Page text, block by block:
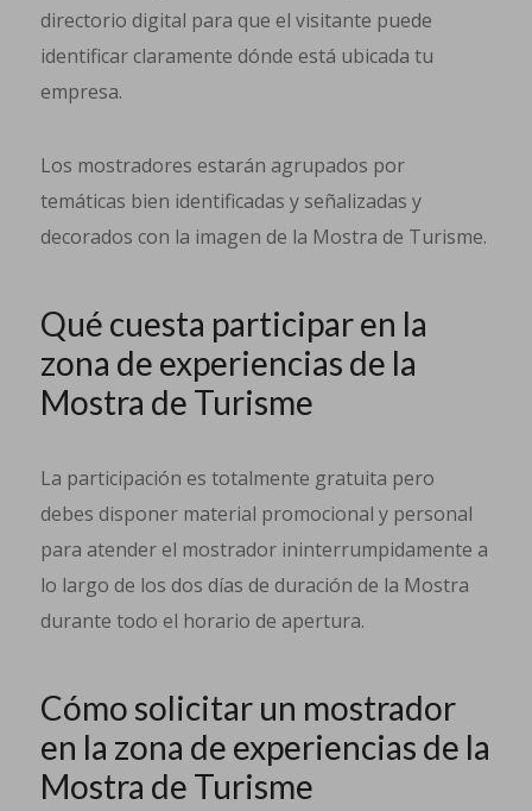
directorio digital para que el visitante puede
identificar claramente dónde está ubicada tu
empresa.
Los mostradores estarán agrupados por
temáticas bien identificadas y señalizadas y
decorados con la imagen de la Mostra de Turisme.
Qué cuesta participar en la
zona de experiencias de la
Mostra de Turisme
La participación es totalmente gratuita pero
debes disponer material promocional y personal
para atender el mostrador ininterrumpidamente a
lo largo de los dos días de duración de la Mostra
durante todo el horario de apertura.
Cómo solicitar un mostrador
en la zona de experiencias de la
Mostra de Turisme